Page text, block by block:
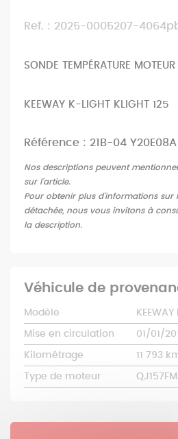
Ref. : 2025-0005207-
SONDE TEMPÉRATURE
KEEWAY K-LIGHT KLIGHT 125
Référence : 21B-04 Y20E08A
Nos descriptions peuvent
sur l'article.
Pour obtenir plus d'informations sur
détachée, nous vous invitons à
la description.
Véhicule de
Modèle
Mise en circulation 01/01/
Kilométrage 11 793
Type de moteur